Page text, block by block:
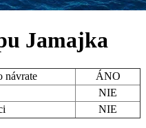
Jamajka
návrate
ÁNO
NIE
NIE